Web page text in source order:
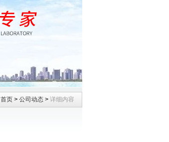
首页 > 公司动态 > 详细内容